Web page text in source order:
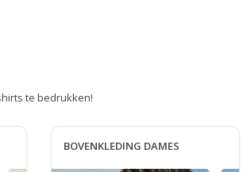
te bedrukken!
BOVENKLEDING DAMES